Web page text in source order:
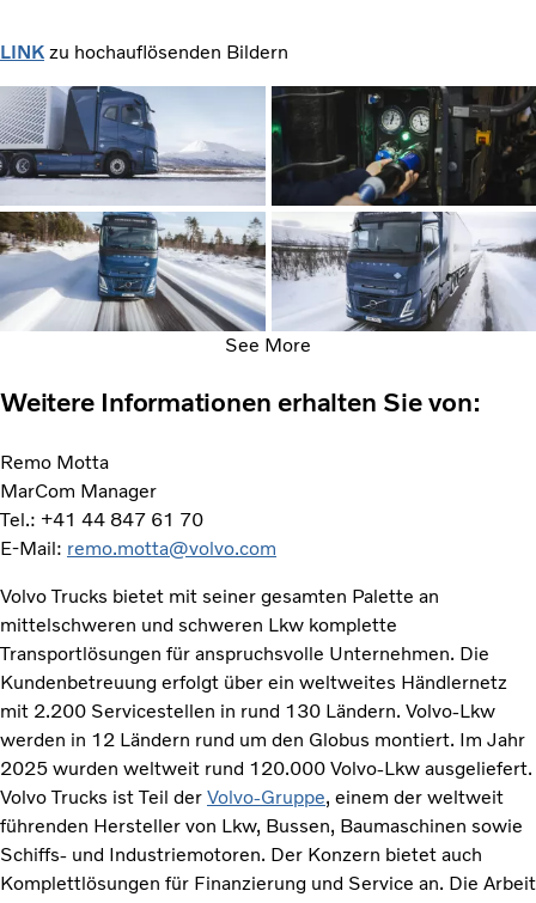
LINK zu hochauflösenden Bildern
See More
Weitere Informationen erhalten Sie von:
Remo Motta
MarCom Manager
Tel.: +41 44 847 61 70
E-Mail: remo.motta@volvo.com
Volvo Trucks bietet mit seiner gesamten Palette an
mittelschweren und schweren Lkw komplette
Transportlösungen für anspruchsvolle Unternehmen. Die
Kundenbetreuung erfolgt über ein weltweites Händlernetz
mit 2.200 Servicestellen in rund 130 Ländern. Volvo-Lkw
werden in 12 Ländern rund um den Globus montiert. Im Jahr
2025 wurden weltweit rund 120.000 Volvo-Lkw ausgeliefert.
Volvo Trucks ist Teil der Volvo-Gruppe, einem der weltweit
führenden Hersteller von Lkw, Bussen, Baumaschinen sowie
Schiffs- und Industriemotoren. Der Konzern bietet auch
Komplettlösungen für Finanzierung und Service an. Die Arbeit